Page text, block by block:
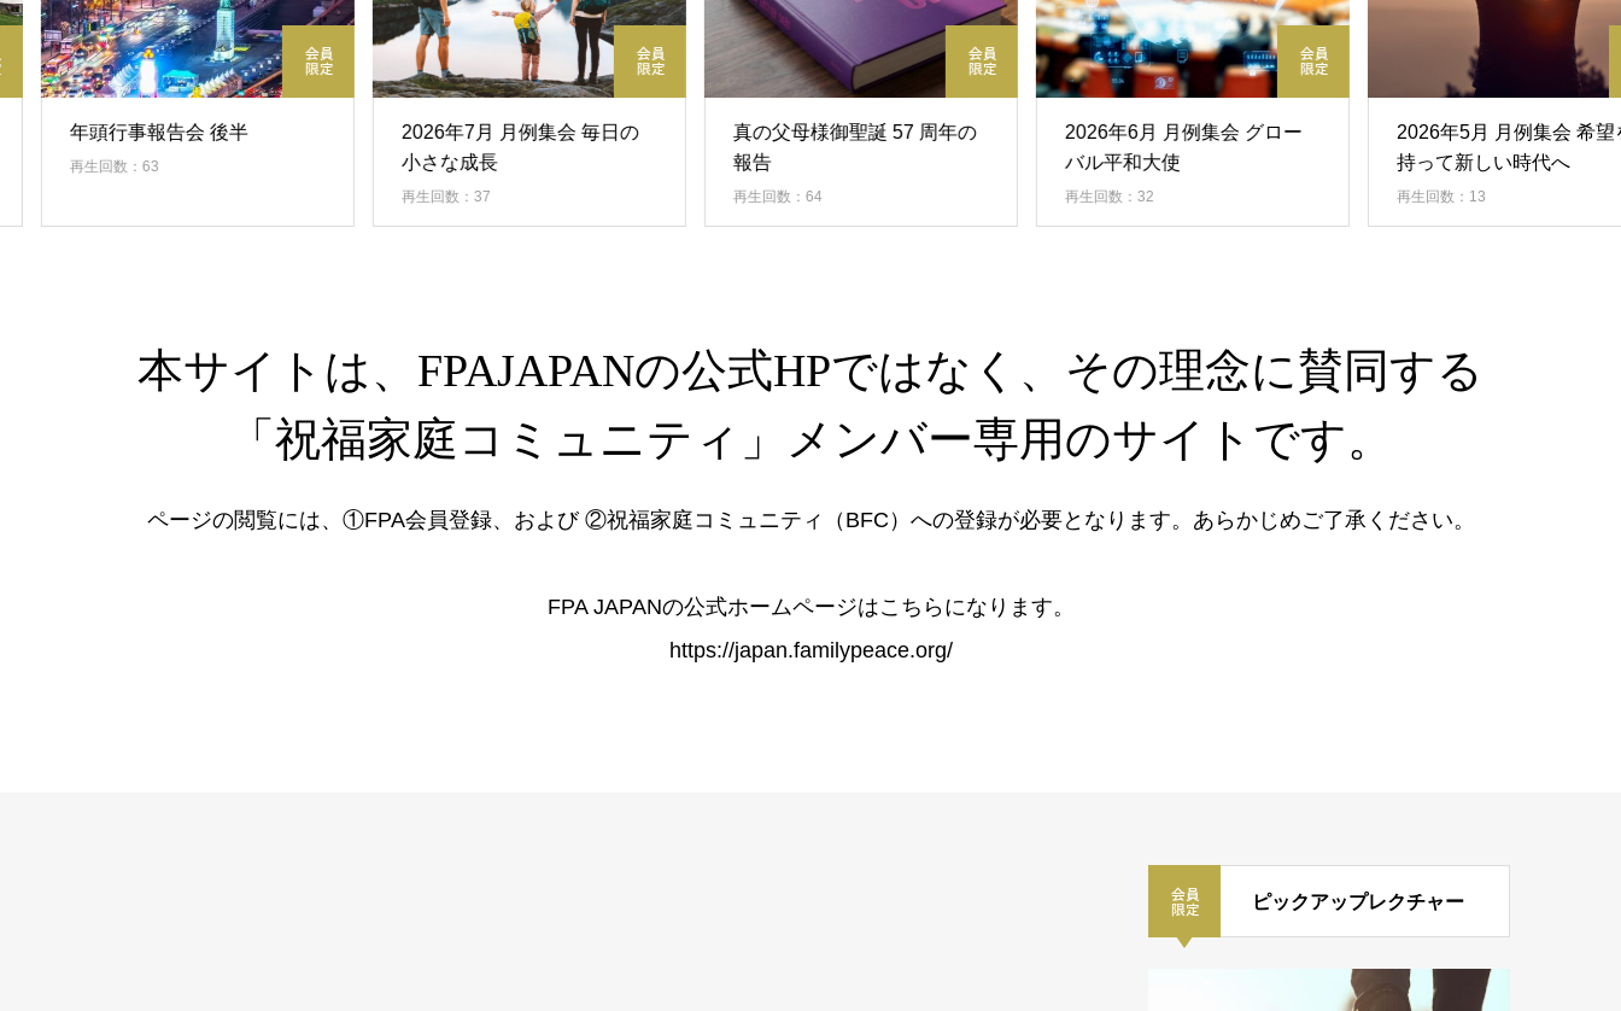
年頭行事報告会 後半
再生回数：63
2026年7月 月例集会 毎日の
小さな成長
再生回数：37
真の父母様御聖誕 57 周年の
再生回数：64
2026年6月 月例集会 グロー
バル平和大使
再生回数：32
2026年5月 月例集会 希望を
持って新しい時代へ
再生回数：13
本サイトは、FPAJAPANの公式HPではなく、その理念に賛同する
「祝福家庭コミュニティ」メンバー専用のサイトです。
ページの閲覧には、①FPA会員登録、および ②祝福家庭コミュニティ（BFC）への登録が必要となります。あらかじめご了承ください。
FPA JAPANの公式ホームページはこちらになります。
https://japan.familypeace.org/
ピックアップレクチャー